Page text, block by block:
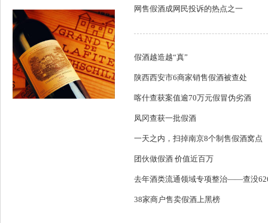
网售假酒成网民投诉的热点之一
假酒越造越“真”
陕西西安市6商家销售假酒被查处
喀什查获案值逾70万元假冒伪劣酒
凤冈查获一批假酒
一天之内，扫掉南京8个制售假酒窝点
团伙做假酒 价值近百万
去年酒类流通领域专项整治——查没
38家商户售卖假酒上黑榜